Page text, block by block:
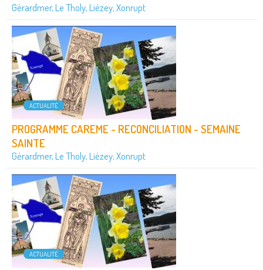
Gérardmer, Le Tholy, Liézey, Xonrupt
ACTUALITÉ
PROGRAMME CAREME - RECONCILIATION - SEMAINE
SAINTE
Gérardmer, Le Tholy, Liézey, Xonrupt
ACTUALITÉ